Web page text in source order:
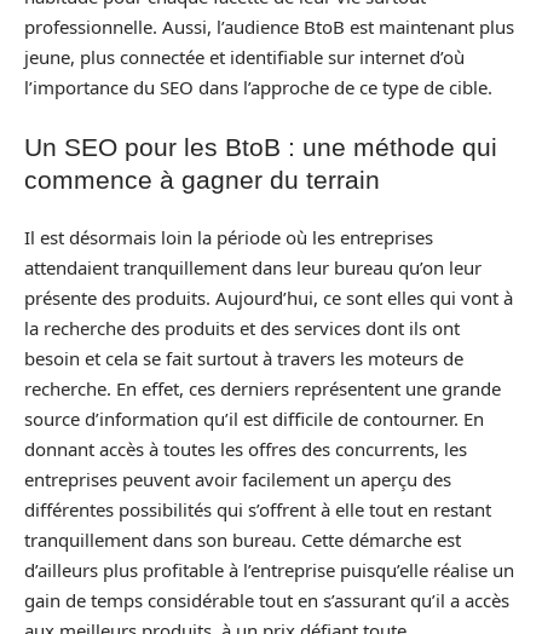
professionnelle. Aussi, l’audience BtoB est maintenant plus
jeune, plus connectée et identifiable sur internet d’où
l’importance du SEO dans l’approche de ce type de cible.
Un SEO pour les BtoB : une méthode qui
commence à gagner du terrain
Il est désormais loin la période où les entreprises
attendaient tranquillement dans leur bureau qu’on leur
présente des produits. Aujourd’hui, ce sont elles qui vont à
la recherche des produits et des services dont ils ont
besoin et cela se fait surtout à travers les moteurs de
recherche. En effet, ces derniers représentent une grande
source d’information qu’il est difficile de contourner. En
donnant accès à toutes les offres des concurrents, les
entreprises peuvent avoir facilement un aperçu des
différentes possibilités qui s’offrent à elle tout en restant
tranquillement dans son bureau. Cette démarche est
d’ailleurs plus profitable à l’entreprise puisqu’elle réalise un
gain de temps considérable tout en s’assurant qu’il a accès